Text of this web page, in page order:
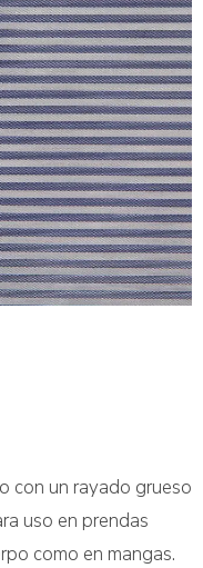
con un rayado grueso
uso en prendas
como en mangas.